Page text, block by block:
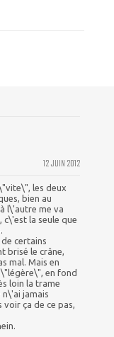
12 JUIN 2012
les deux
bien au
l\'autre me va
la seule que
certains
brisé le crâne,
mal. Mais en
en fond
loin la trame
n\'ai jamais
voir ça de ce pas,